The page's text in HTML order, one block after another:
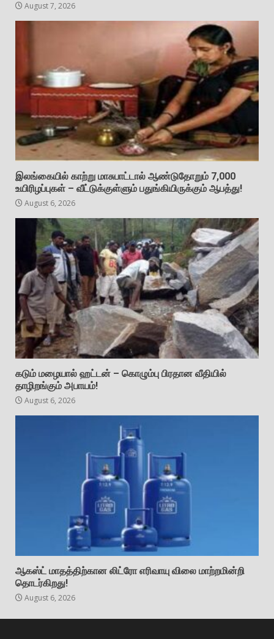
August 7, 2026
இலங்கையில் காற்று மாசுபாட்டால் ஆண்டுதோறும் 7,000
உயிரிழப்புகள் – வீட்டுக்குள்ளும் பதுங்கியிருக்கும் ஆபத்து!
August 6, 2026
கடும் மழையால் ஹட்டன் – கொழும்பு பிரதான வீதியில்
தாழிறங்கும் அபாயம்!
August 6, 2026
ஆகஸ்ட் மாதத்திற்கான லிட்ரோ எரிவாயு விலை மாற்றமின்றி
தொடர்கிறது!
August 6, 2026